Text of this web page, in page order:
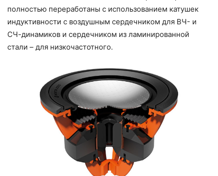
полностью переработаны с использованием катушек
индуктивности с воздушным сердечником для ВЧ- и
СЧ-динамиков и сердечником из ламинированной
стали – для низкочастотного.